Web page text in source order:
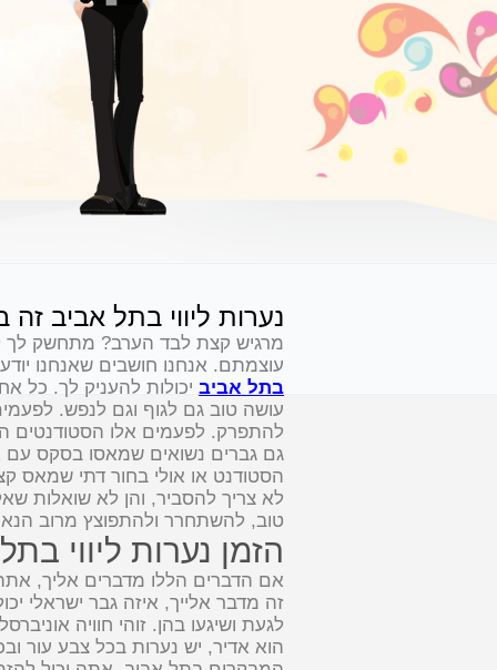
נערות ליווי בתל אביב
מרגיש קצת לבד הערב? מתחשק לך
עוצמתם. אנחנו חושבים שאנחנו
בתל אביב יכולות להעניק לך. כל
עושה טוב גם לגוף וגם לנפש.
להתפרק. לפעמים אלו הסטודנטים
גם גברים נשואים שמאסו בסקס
הסטודנט או אולי בחור דתי
לא צריך להסביר, והן לא שואלות
טוב, להשתחרר ולהתפוצץ מרוב
הזמן נערות ליווי
אם הדברים הללו מדברים אליך, אתה
זה מדבר אלייך, איזה גבר ישראלי
לגעת ושיגעו בהן. זוהי חוויה
הוא אדיר, יש נערות בכל צבע עור